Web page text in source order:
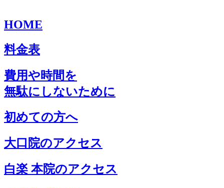
HOME
料金表
費用や時間を
無駄にしないために
初めての方へ
大口院のアクセス
白楽 本院のアクセス